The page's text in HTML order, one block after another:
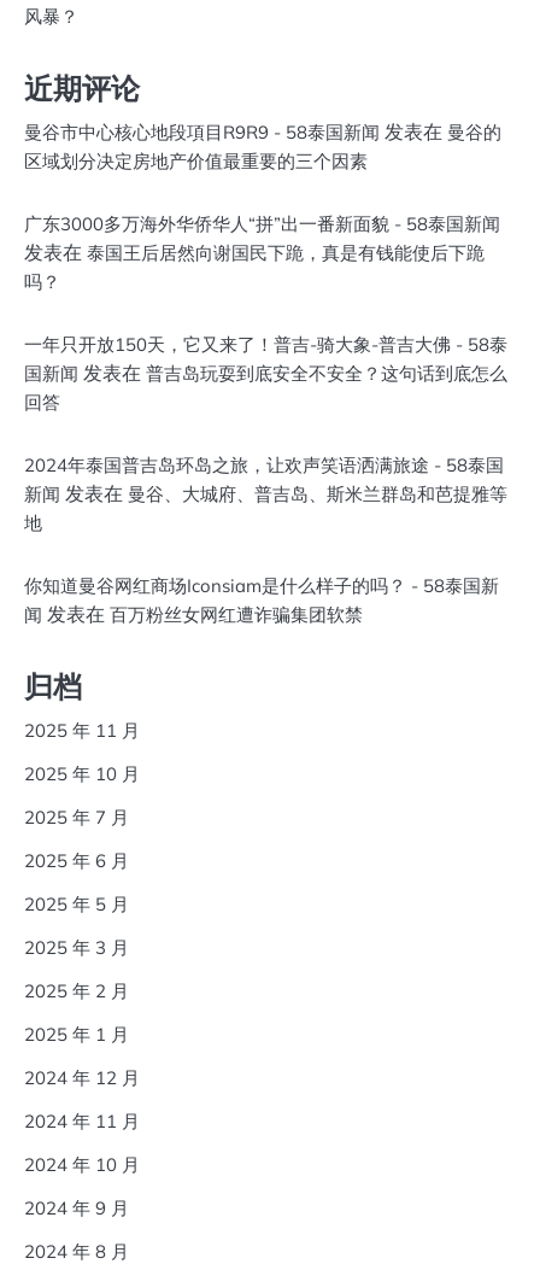
风暴？
近期评论
曼谷市中心核心地段項目R9R9 - 58泰国新闻 发表在 曼谷的
区域划分决定房地产价值最重要的三个因素
广东3000多万海外华侨华人“拼”出一番新面貌 - 58泰国新闻
发表在 泰国王后居然向谢国民下跪，真是有钱能使后下跪
吗？
一年只开放150天，它又来了！普吉-骑大象-普吉大佛 - 58泰
国新闻 发表在 普吉岛玩耍到底安全不安全？这句话到底怎么
回答
2024年泰国普吉岛环岛之旅，让欢声笑语洒满旅途 - 58泰国
新闻 发表在 曼谷、大城府、普吉岛、斯米兰群岛和芭提雅等
地
你知道曼谷网红商场Iconsiam是什么样子的吗？ - 58泰国新
闻 发表在 百万粉丝女网红遭诈骗集团软禁
归档
2025 年 11 月
2025 年 10 月
2025 年 7 月
2025 年 6 月
2025 年 5 月
2025 年 3 月
2025 年 2 月
2025 年 1 月
2024 年 12 月
2024 年 11 月
2024 年 10 月
2024 年 9 月
2024 年 8 月